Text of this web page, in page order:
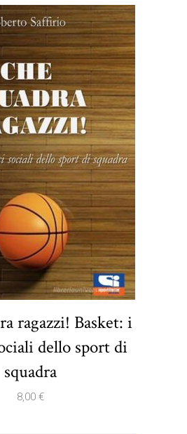
ragazzi! Basket: i
dello sport di
squadra
8,00 €